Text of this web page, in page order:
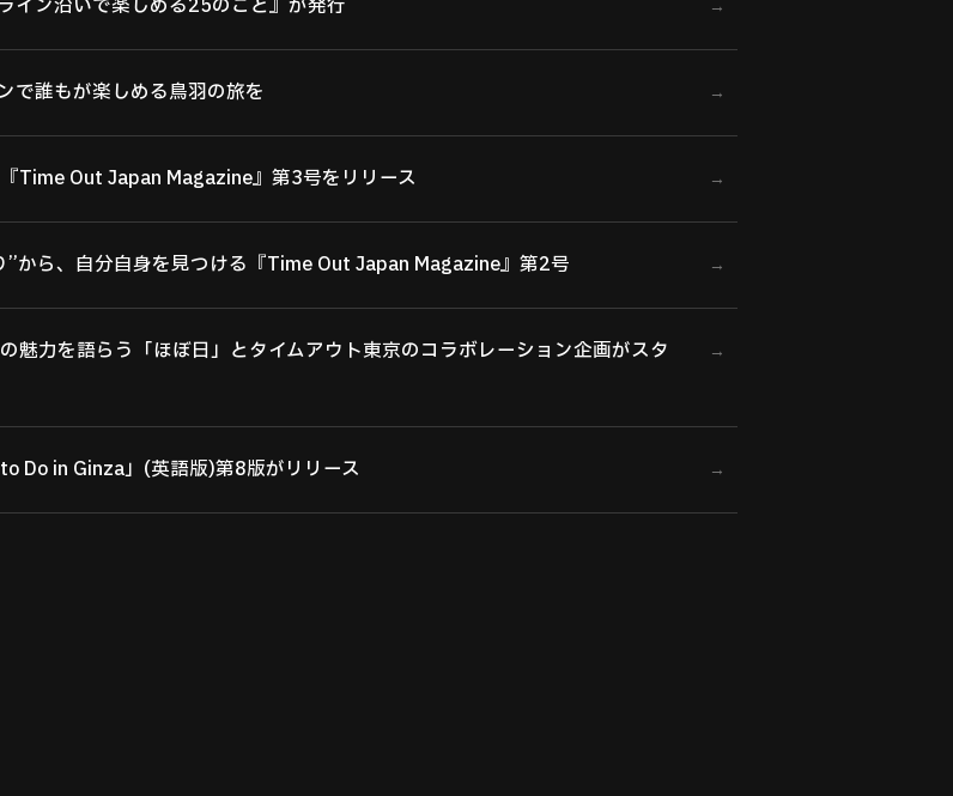
イン沿いで楽しめる25のこと』が発行 →
で誰もが楽しめる鳥羽の旅を →
Time Out Japan Magazine』第3号をリリース →
”から、自分自身を見つける『Time Out Japan Magazine』第2号 →
魅力を語らう「ほぼ日」とタイムアウト東京のコラボレーション企画がスタ
→
Do in Ginza」(英語版)第8版がリリース →